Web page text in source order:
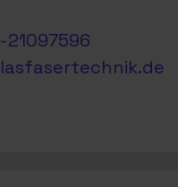
21097596